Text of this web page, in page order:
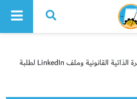
ورشة حول تحسين السيرة الذاتية القانونية وملف LinkedIn لطلبة